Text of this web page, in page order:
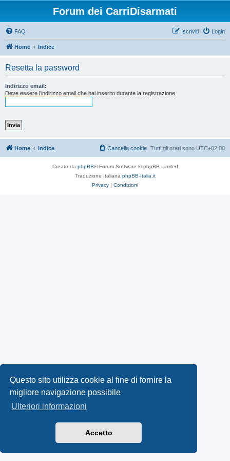
Questo sito utilizza cookie al fine di fornire la
migliore navigazione possibile
Ulteriori informazioni
Accetto
Forum dei CarriDisarmati
FAQ Login
Iscriviti
Home Indice
Resetta la password
Indirizzo email:
Deve essere l’indirizzo email che hai inserito durante la registrazione.
Home Indice Tutti gli orari sono UTC+02:00
Cancella cookie
Creato da phpBB® Forum Software © phpBB Limited
Traduzione Italiana phpBB-Italia.it
Privacy | Condizioni